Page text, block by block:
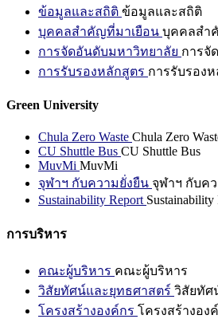
ข้อมูลและสถิติ ข้อมูลและสถิติ
บุคคลสำคัญที่มาเยือน บุคคลสำ
การจัดอันดับมหาวิทยาลัย การจั
การรับรองหลักสูตร การรับรอง
Green University
Chula Zero Waste Chula Zero
CU Shuttle Bus CU Shuttle Bus
MuvMi MuvMi
จุฬาฯ กับความยั่งยืน จุฬาฯ กับค
Sustainability Report Sustainability
การบริหาร
คณะผู้บริหาร คณะผู้บริหาร
วิสัยทัศน์และยุทธศาสตร์ วิสัยทัศ
โครงสร้างองค์กร โครงสร้างอง